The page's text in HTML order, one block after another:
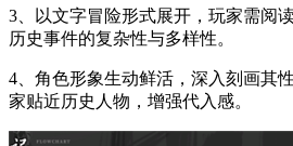
3、以文字冒险形式展开，玩家需阅
历史事件的复杂性与多样性。
4、角色形象生动鲜活，深入刻画其
家贴近历史人物，增强代入感。